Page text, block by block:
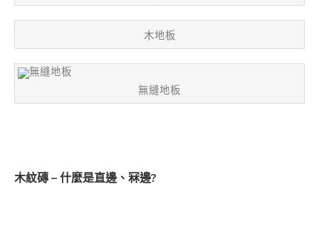
木地板
無縫地板
木紋磚 – 什麼是直邊、冧邊?